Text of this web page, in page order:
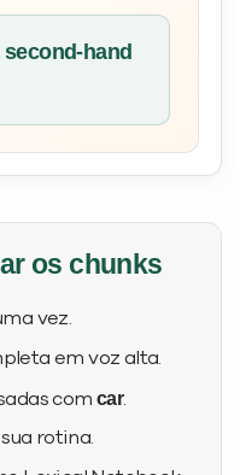
second-hand
os chunks
vez.
em voz alta.
com car.
rotina.